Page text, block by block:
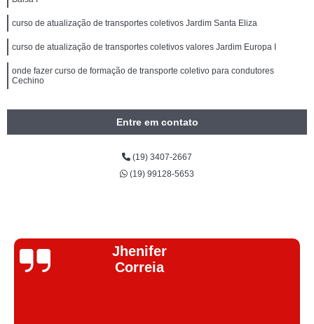
curso de atualização de transportes coletivos Jardim Santa Eliza
curso de atualização de transportes coletivos valores Jardim Europa I
onde fazer curso de formação de transporte coletivo para condutores
Cechino
Entre em contato
(19) 3407-2667
(19) 99128-5653
Jhenifer
Correia